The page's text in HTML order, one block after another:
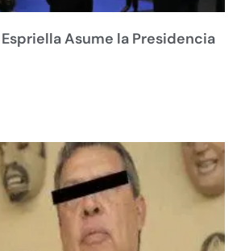
Asume la Presidencia